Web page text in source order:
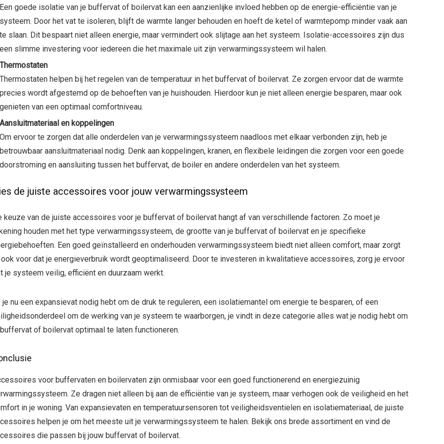
Een goede isolatie van je buffervat of boilervat kan een aanzienlijke invloed hebben op de energie-efficiëntie van je
systeem. Door het vat te isoleren, blijft de warmte langer behouden en hoeft de ketel of warmtepomp minder vaak aan
te slaan. Dit bespaart niet alleen energie, maar vermindert ook slijtage aan het systeem. Isolatie-accessoires zijn dus
een slimme investering voor iedereen die het maximale uit zijn verwarmingssysteem wil halen.
Thermostaten
Thermostaten helpen bij het regelen van de temperatuur in het buffervat of boilervat. Ze zorgen ervoor dat de warmte
precies wordt afgestemd op de behoeften van je huishouden. Hierdoor kun je niet alleen energie besparen, maar ook
genieten van een optimaal comfortniveau.
Aansluitmateriaal en koppelingen
Om ervoor te zorgen dat alle onderdelen van je verwarmingssysteem naadloos met elkaar verbonden zijn, heb je
betrouwbaar aansluitmateriaal nodig. Denk aan koppelingen, kranen, en flexibele leidingen die zorgen voor een goede
doorstroming en aansluiting tussen het buffervat, de boiler en andere onderdelen van het systeem.
de juiste accessoires voor jouw verwarmingssysteem
keuze van de juiste accessoires voor je buffervat of boilervat hangt af van verschillende factoren. Zo moet je
houden met het type verwarmingssysteem, de grootte van je buffervat of boilervat en je specifieke
Een goed geïnstalleerd en onderhouden verwarmingssysteem biedt niet alleen comfort, maar zorgt
voor dat je energieverbruik wordt geoptimaliseerd. Door te investeren in kwalitatieve accessoires, zorg je ervoor
je systeem veilig, efficiënt en duurzaam werkt.
je nu een expansievat nodig hebt om de druk te reguleren, een isolatiemantel om energie te besparen, of een
om de werking van je systeem te waarborgen, je vindt in deze categorie alles wat je nodig hebt om
of boilervat optimaal te laten functioneren.
voor buffervaten en boilervaten zijn onmisbaar voor een goed functionerend en energiezuinig
Ze dragen niet alleen bij aan de efficiëntie van je systeem, maar verhogen ook de veiligheid en het
in je woning. Van expansievaten en temperatuursensoren tot veiligheidsventielen en isolatiemateriaal, de juiste
helpen je om het meeste uit je verwarmingssysteem te halen. Bekijk ons brede assortiment en vind de
die passen bij jouw buffervat of boilervat.